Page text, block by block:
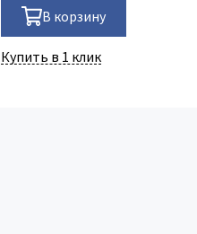
В корзину
Купить в 1 клик